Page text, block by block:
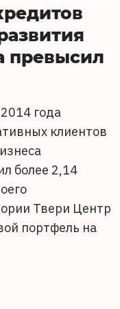
превысил
года
клиентов
более 2,14
Твери Центр
портфель на